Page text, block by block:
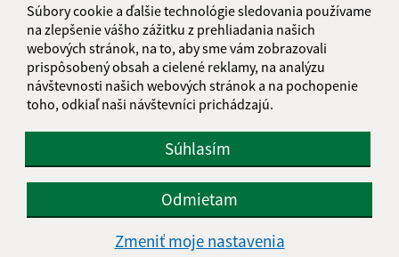
Súbory cookie a ďalšie technológie sledovania používame
na zlepšenie vášho zážitku z prehliadania našich
webových stránok, na to, aby sme vám zobrazovali
prispôsobený obsah a cielené reklamy, na analýzu
návštevnosti našich webových stránok a na pochopenie
toho, odkiaľ naši návštevníci prichádzajú.
Súhlasím
Odmietam
Zmeniť moje nastavenia
+421 55 300 90 01
IČO: 00690988